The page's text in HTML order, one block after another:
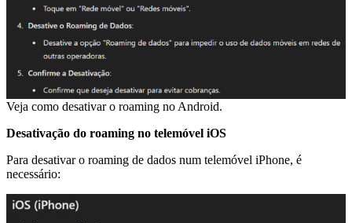
Veja como desativar o roaming no Android.
Desativação do roaming no telemóvel iOS
Para desativar o roaming de dados num telemóvel iPhone, é
necessário: